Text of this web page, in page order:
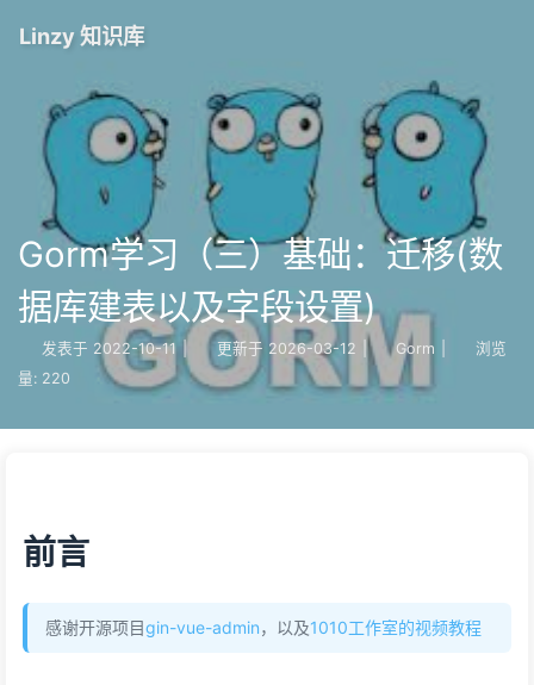
Linzy 知识库
Gorm学习（三）基础：迁移(数
据库建表以及字段设置)
发表于 2022-10-11 更新于 2026-03-12 Gorm
浏览
量: 220
前言
感谢开源项目gin-vue-admin，以及1010工作室的视频教程